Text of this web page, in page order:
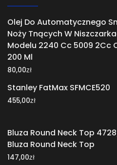
Olej Do Automatycznego
Noży Tnących W
Modelu 2240 Cc 5009 2Cc
200 Ml
80,00zł
Stanley FatMax SFMCE520
455,00zł
Bluza Round Neck Top
Bluza Round Neck Top
147,00zł